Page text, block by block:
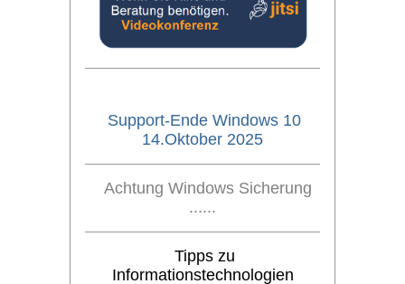
Support-Ende Windows 10
14.Oktober 2025
Achtung Windows Sicherung
......
Tipps zu
Informationstechnologien